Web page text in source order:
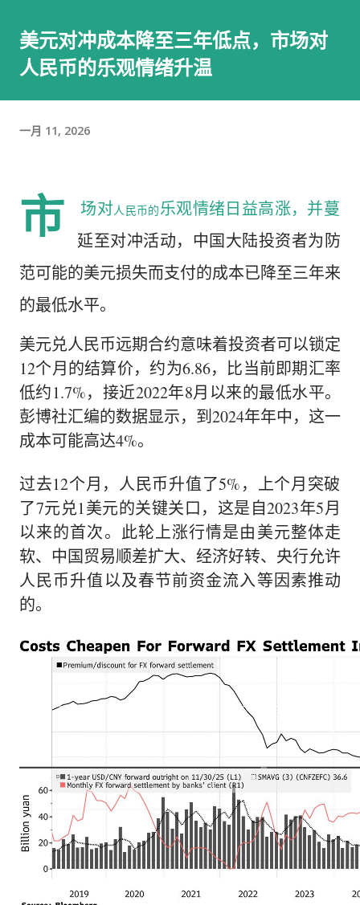
美元对冲成本降至三年低点，市场对
人民币的乐观情绪升温
一月 11, 2026
市 场对人民币的乐观情绪日益高涨，并蔓
延至对冲活动，中国大陆投资者为防
范可能的美元损失而支付的成本已降至三年来
的最低水平。
美元兑人民币远期合约意味着投资者可以锁定
12个月的结算价，约为6.86，比当前即期汇率
低约1.7%，接近2022年8月以来的最低水平。
彭博社汇编的数据显示，到2024年年中，这一
成本可能高达4%。
过去12个月，人民币升值了5%，上个月突破
了7元兑1美元的关键关口，这是自2023年5月
以来的首次。此轮上涨行情是由美元整体走
软、中国贸易顺差扩大、经济好转、央行允许
人民币升值以及春节前资金流入等因素推动
的。